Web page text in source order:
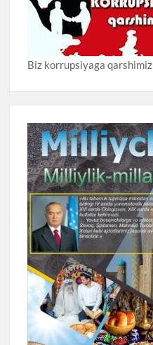
Biz korrupsiyaga qarshimiz